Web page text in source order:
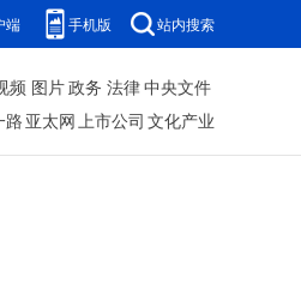
端 手机版 站内搜索
频 图片政务 法律中央文件
路 亚太网上市公司 文化产业